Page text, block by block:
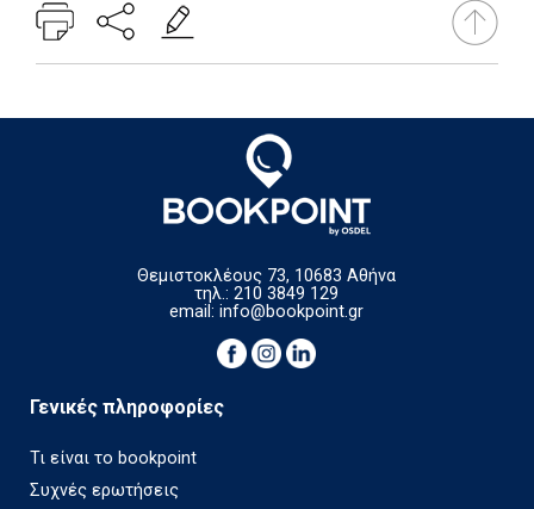
Θεμιστοκλέους 73, 10683 Αθήνα
τηλ.: 210 3849 129
email:info@bookpoint.gr
Γενικές πληροφορίες
Τι είναι το bookpoint
Συχνές ερωτήσεις